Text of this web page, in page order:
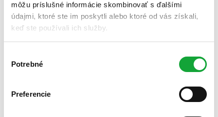
môžu príslušné informácie skombinovať s ďalšími
údajmi, ktoré ste im poskytli alebo ktoré od vás získali,
keď ste používali ich služby.
súhlasu
Potrebné
Preferencie